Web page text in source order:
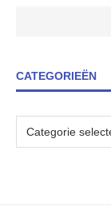
CATEGORIEËN